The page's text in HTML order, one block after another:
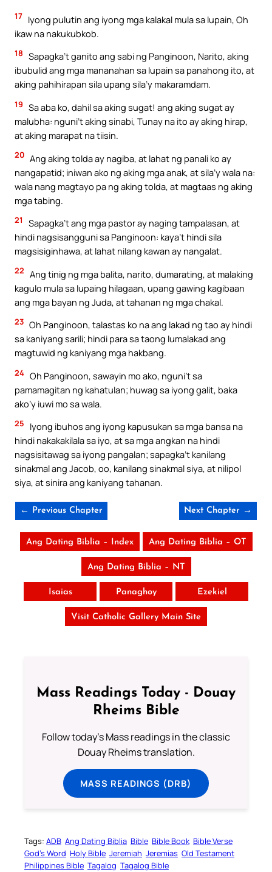
17 Iyong pulutin ang iyong mga kalakal mula sa lupain, Oh
ikaw na nakukubkob.
18 Sapagka’t ganito ang sabi ng Panginoon, Narito, aking
ibubulid ang mga mananahan sa lupain sa panahong ito, at
aking pahihirapan sila upang sila’y makaramdam.
19 Sa aba ko, dahil sa aking sugat! ang aking sugat ay
malubha: nguni’t aking sinabi, Tunay na ito ay aking hirap,
at aking marapat na tiisin.
20 Ang aking tolda ay nagiba, at lahat ng panali ko ay
nangapatid; iniwan ako ng aking mga anak, at sila’y wala na:
wala nang magtayo pa ng aking tolda, at magtaas ng aking
mga tabing.
21
Sapagka’t ang mga pastor ay naging tampalasan, at
hindi nagsisangguni sa Panginoon: kaya’t hindi sila
magsisiginhawa, at lahat nilang kawan ay nangalat.
22 Ang tinig ng mga balita, narito, dumarating, at malaking
kagulo mula sa lupaing hilagaan, upang gawing kagibaan
ang mga bayan ng Juda, at tahanan ng mga chakal.
23 Oh Panginoon, talastas ko na ang lakad ng tao ay hindi
sa kaniyang sarili; hindi para sa taong lumalakad ang
magtuwid ng kaniyang mga hakbang.
24 Oh Panginoon, sawayin mo ako, nguni’t sa
pamamagitan ng kahatulan; huwag sa iyong galit, baka
ako’y iuwi mo sa wala.
25
Iyong ibuhos ang iyong kapusukan sa mga bansa na
hindi nakakakilala sa iyo, at sa mga angkan na hindi
nagsisitawag sa iyong pangalan; sapagka’t kanilang
sinakmal ang Jacob, oo, kanilang sinakmal siya, at nilipol
siya, at sinira ang kaniyang tahanan.
← Previous Chapter Next Chapter →
Ang Dating Biblia – Index Ang Dating Biblia – OT
Ang Dating Biblia – NT
Isaias Panaghoy Ezekiel
Visit Catholic Gallery Main Site
Mass Readings Today - Douay
Rheims Bible
Follow today's Mass readings in the classic
Douay Rheims translation.
MASS READINGS (DRB)
Tags: ADB Ang Dating Biblia Bible Bible Book Bible Verse
God’s Word Holy Bible Jeremiah Jeremias Old Testament
Philippines Bible Tagalog Tagalog Bible